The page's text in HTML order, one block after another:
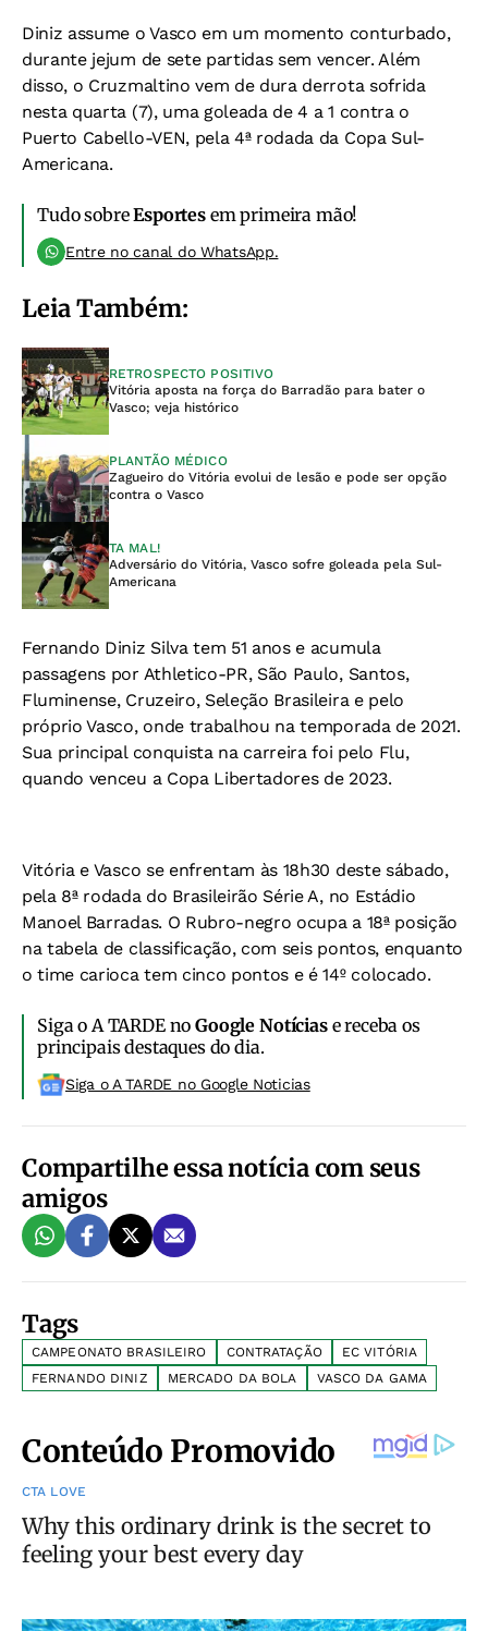
Diniz assume o Vasco em um momento conturbado,
durante jejum de sete partidas sem vencer. Além
disso, o Cruzmaltino vem de dura derrota sofrida
nesta quarta (7), uma goleada de 4 a 1 contra o
Puerto Cabello-VEN, pela 4ª rodada da Copa Sul-
Americana.
Tudo sobreEsportesem primeira mão!
Entre no canal do WhatsApp.
Leia Também:
RETROSPECTO POSITIVO
Vitória aposta na força do Barradão para bater o
Vasco; veja histórico
PLANTÃO MÉDICO
Zagueiro do Vitória evolui de lesão e pode ser opção
contra o Vasco
TA MAL!
Adversário do Vitória, Vasco sofre goleada pela Sul-
Americana
Fernando Diniz Silva tem 51 anos e acumula
passagens por Athletico-PR, São Paulo, Santos,
Fluminense, Cruzeiro, Seleção Brasileira e pelo
próprio Vasco, onde trabalhou na temporada de 2021.
Sua principal conquista na carreira foi pelo Flu,
quando venceu a Copa Libertadores de 2023.
Vitória e Vasco se enfrentam às 18h30 deste sábado,
pela 8ª rodada do Brasileirão Série A, no Estádio
Manoel Barradas. O Rubro-negro ocupa a 18ª posição
na tabela de classificação, com seis pontos, enquanto
o time carioca tem cinco pontos e é 14º colocado.
Siga o A TARDE noGoogle Notíciase receba os
principais destaques do dia.
Siga o A TARDE no Google Noticias
Compartilhe essa notícia com seus
amigos
Tags
CAMPEONATO BRASILEIRO CONTRATAÇÃO
EC VITÓRIA
FERNANDO DINIZ
MERCADO DA BOLA VASCO DA GAMA